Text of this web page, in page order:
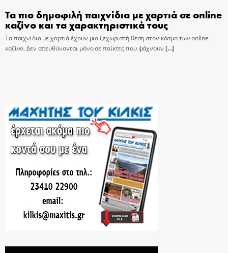
Τα πιο δημοφιλή παιχνίδια με χαρτιά σε online
καζίνο και τα χαρακτηριστικά τους
Τα παιχνίδια με χαρτιά έχουν μια ξεχωριστή θέση στον κόσμο των online
καζίνο. Δεν απευθύνονται μόνο σε παίκτες που ψάχνουν […]